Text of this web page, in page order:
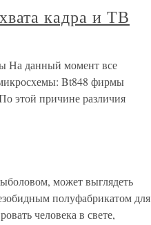
кадра и ТВ
На данный момент все
микросхемы: Bt848 фирмы
этой причине различия
может выглядеть
полуфабрикатом для
человека в свете,